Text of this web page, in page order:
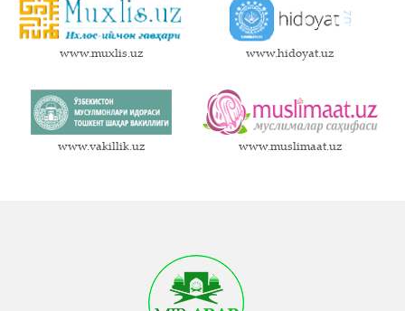
www.muxlis.uz www.hidoyat.uz
www.vakillik.uz www.muslimaat.uz